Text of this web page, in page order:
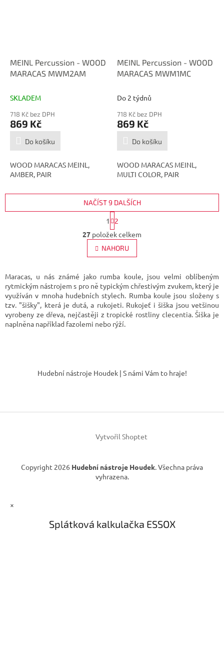
MEINL Percussion - WOOD
MARACAS MWM2AM
SKLADEM
718 Kč bez DPH
869 Kč
Do košíku
WOOD MARACAS MEINL,
AMBER, PAIR
MEINL Percussion - WOOD
MARACAS MWM1MC
Do 2 týdnů
718 Kč bez DPH
869 Kč
Do košíku
WOOD MARACAS MEINL,
MULTI COLOR, PAIR
O
v
l
á
a
c
í
p
r
v
p
NAČÍST 9 DALŠÍCH
t
r
á
n
k
v
á
n
í
1
2
27 položek celkem
NAHORU
Maracas, u nás známé jako rumba koule, jsou velmi oblíbeným
rytmickým nástrojem s pro ně typickým chřestivým zvukem, který je
využíván v mnoha hudebních stylech. Rumba koule jsou složeny s
tzv. "šišky", která je dutá, a rukojeti. Rukojeť i šiška jsou vetšinou
vyrobeny ze dřeva, nejčastěji z tropické rostliny clecentia. Šiška je
naplněna například fazolemi nebo rýží.
í
Hudební nástroje Houdek | S námi Vám to hraje!
Vytvořil Shoptet
Copyright 2026 Hudební nástroje Houdek. Všechna práva
vyhrazena.
×
Splátková kalkulačka ESSOX